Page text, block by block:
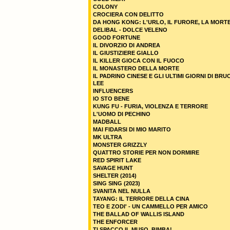
COLONY
CROCIERA CON DELITTO
DA HONG KONG: L'URLO, IL FURORE, LA
DELIBAL - DOLCE VELENO
GOOD FORTUNE
IL DIVORZIO DI ANDREA
IL GIUSTIZIERE GIALLO
IL KILLER GIOCA CON IL FUOCO
IL MONASTERO DELLA MORTE
IL PADRINO CINESE E GLI ULTIMI GIORNI DI
LEE
INFLUENCERS
IO STO BENE
KUNG FU - FURIA, VIOLENZA E TERRORE
L'UOMO DI PECHINO
MADBALL
MAI FIDARSI DI MIO MARITO
MK ULTRA
MONSTER GRIZZLY
QUATTRO STORIE PER NON DORMIRE
RED SPIRIT LAKE
SAVAGE HUNT
SHELTER (2014)
SING SING (2023)
SVANITA NEL NULLA
TAYANG: IL TERRORE DELLA CINA
TEO E ZODI' - UN CAMMELLO PER AMICO
THE BALLAD OF WALLIS ISLAND
THE ENFORCER